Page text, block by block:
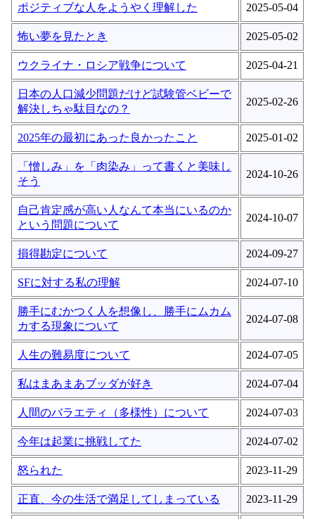
ポジティブな人をようやく理解した 2025-05-04
怖い夢を見たとき 2025-05-02
ウクライナ・ロシア戦争について 2025-04-21
日本の人口減少問題だけど試験管ベビーで
解決しちゃ駄目なの？
2025-02-26
2025年の最初にあった良かったこと 2025-01-02
「憎しみ」を「肉染み」って書くと美味し
そう
2024-10-26
自己肯定感が高い人なんて本当にいるのか
という問題について
2024-10-07
損得勘定について 2024-09-27
SFに対する私の理解 2024-07-10
勝手にむかつく人を想像し、勝手にムカム
カする現象について
2024-07-08
人生の難易度について 2024-07-05
私はまあまあブッダが好き 2024-07-04
人間のバラエティ（多様性）について 2024-07-03
今年は起業に挑戦してた 2024-07-02
怒られた 2023-11-29
正直、今の生活で満足してしまっている 2023-11-29